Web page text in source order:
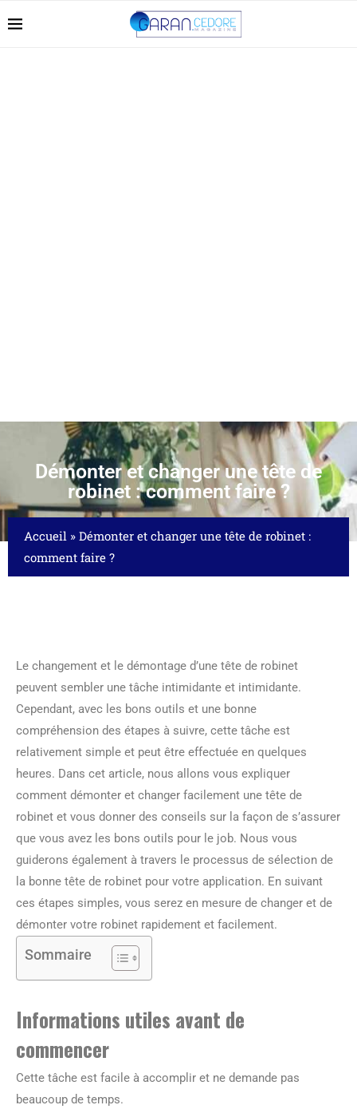
Démonter et changer une tête de
robinet : comment faire ?
Accueil » Démonter et changer une tête de robinet :
comment faire ?
Le changement et le démontage d’une tête de robinet
peuvent sembler une tâche intimidante et intimidante.
Cependant, avec les bons outils et une bonne
compréhension des étapes à suivre, cette tâche est
relativement simple et peut être effectuée en quelques
heures. Dans cet article, nous allons vous expliquer
comment démonter et changer facilement une tête de
robinet et vous donner des conseils sur la façon de s’assurer
que vous avez les bons outils pour le job. Nous vous
guiderons également à travers le processus de sélection de
la bonne tête de robinet pour votre application. En suivant
ces étapes simples, vous serez en mesure de changer et de
démonter votre robinet rapidement et facilement.
Sommaire
Informations utiles avant de
commencer
Cette tâche est facile à accomplir et ne demande pas
beaucoup de temps.